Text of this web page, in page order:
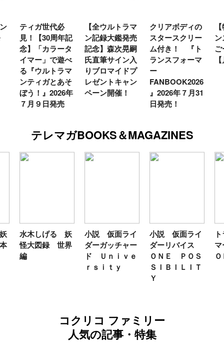
ティガ世代必
見！【30周年記
念】「カラータ
イマー」で遊べ
る『ウルトラマ
ンティガとあそ
ぼう！』2026年
７月９日発売
【全ウルトラマ
ン記録大鑑発売
記念】森次晃嗣
氏直筆サイン入
りブロマイドプ
レゼントキャン
ペーン開催！
クリアボディの
スタースクリー
ム付き！ 『ト
ランスフォーマ
ー
FANBOOK2026
』2026年７月31
日発売！
テレマガBOOKS＆MAGAZINES
水木しげる 妖
怪大図録 世界
編
小説 仮面ライ
ダーガッチャー
ド Ｕｎｉｖｅ
ｒｓｉｔｙ
小説 仮面ライ
ダーリバイス
ＯＮＥ ＰＯＳ
ＳＩＢＩＬＩＴ
Ｙ
コクリコ ファミリー
人気の記事・特集